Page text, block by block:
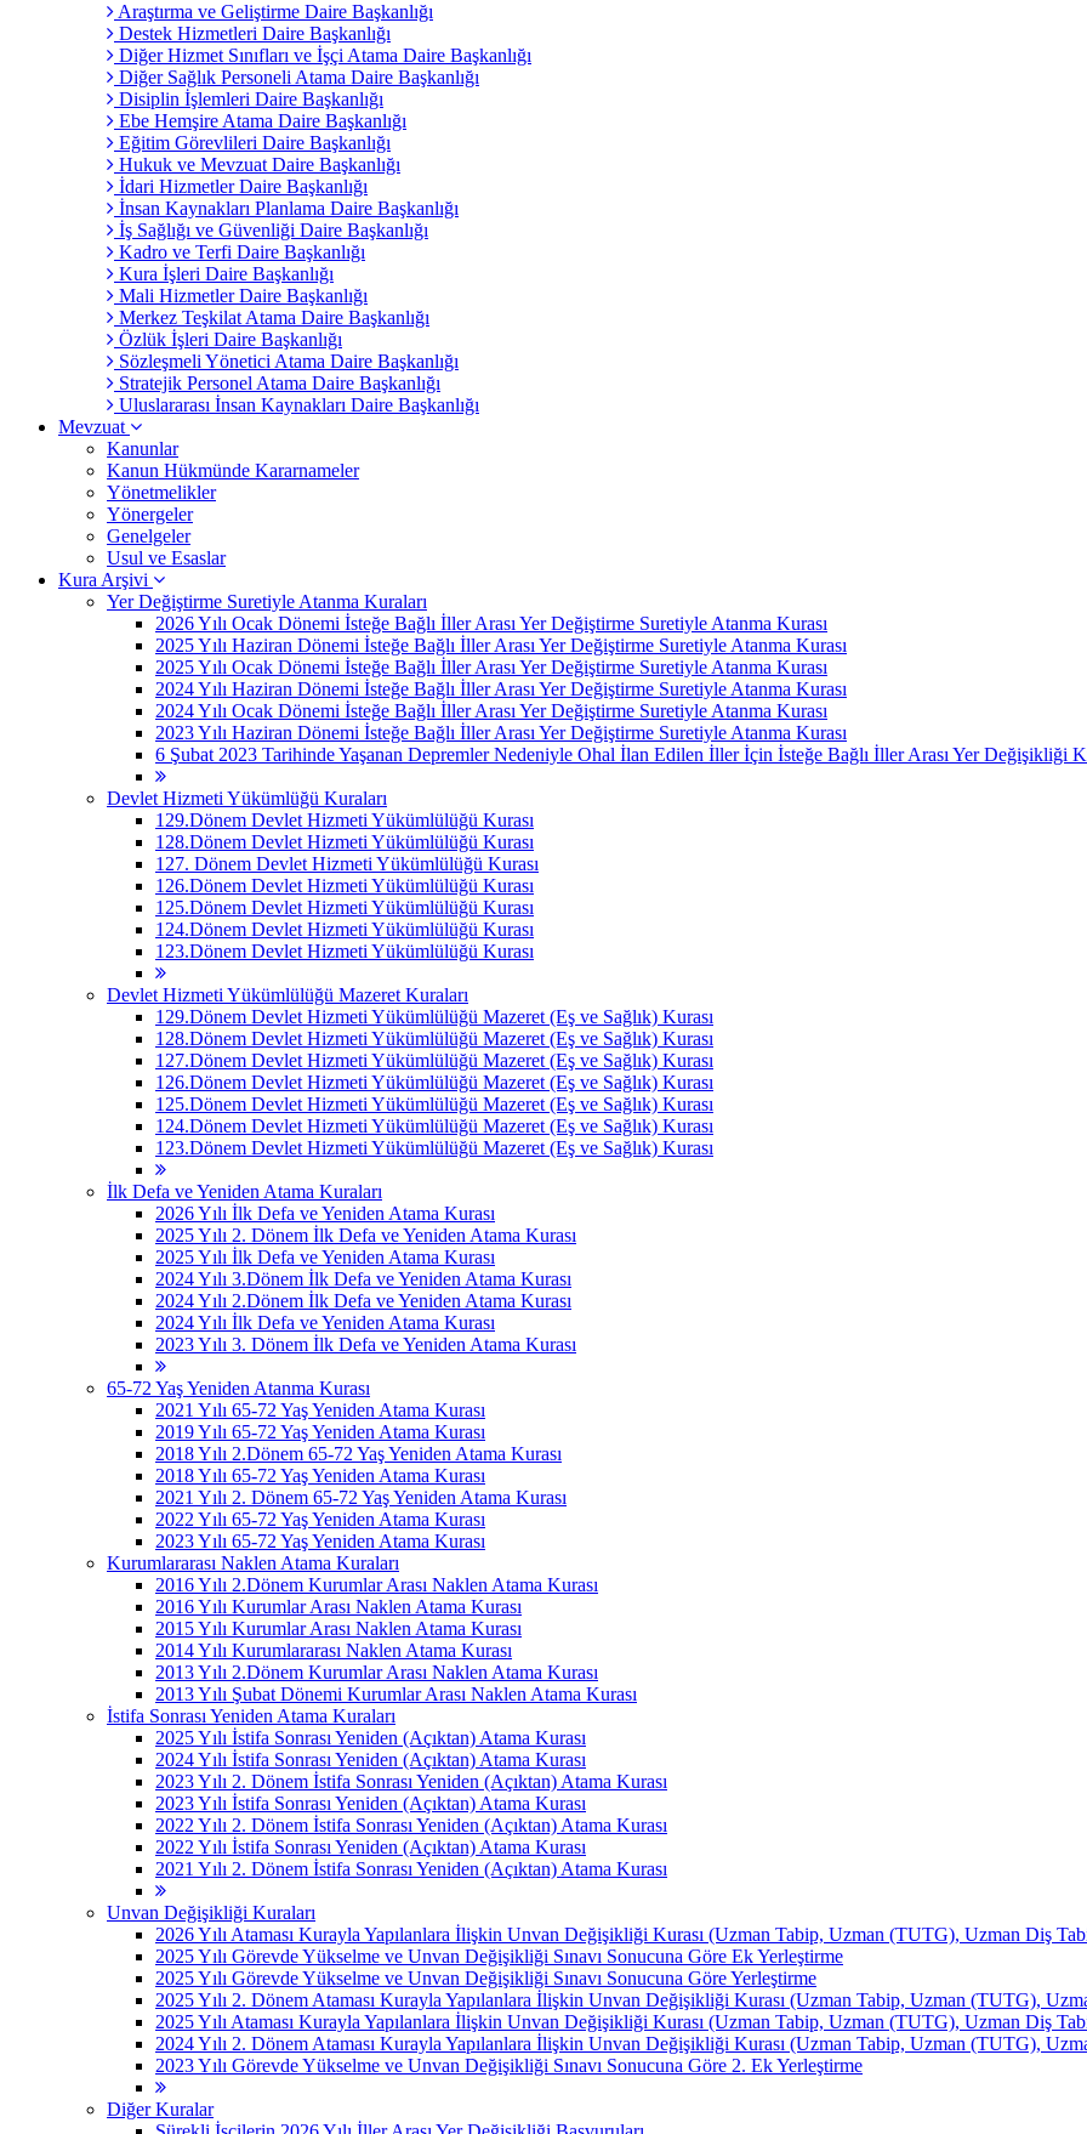
Araştırma ve Geliştirme Daire Başkanlığı
Destek Hizmetleri Daire Başkanlığı
Diğer Hizmet Sınıfları ve İşçi Atama Daire Başkanlığı
Diğer Sağlık Personeli Atama Daire Başkanlığı
Disiplin İşlemleri Daire Başkanlığı
Ebe Hemşire Atama Daire Başkanlığı
Eğitim Görevlileri Daire Başkanlığı
Hukuk ve Mevzuat Daire Başkanlığı
İdari Hizmetler Daire Başkanlığı
İnsan Kaynakları Planlama Daire Başkanlığı
İş Sağlığı ve Güvenliği Daire Başkanlığı
Kadro ve Terfi Daire Başkanlığı
Kura İşleri Daire Başkanlığı
Mali Hizmetler Daire Başkanlığı
Merkez Teşkilat Atama Daire Başkanlığı
Özlük İşleri Daire Başkanlığı
Sözleşmeli Yönetici Atama Daire Başkanlığı
Stratejik Personel Atama Daire Başkanlığı
Uluslararası İnsan Kaynakları Daire Başkanlığı
Mevzuat
Kanunlar
Kanun Hükmünde Kararnameler
Yönetmelikler
Yönergeler
Genelgeler
Usul ve Esaslar
Kura Arşivi
Yer Değiştirme Suretiyle Atanma Kuraları
2026 Yılı Ocak Dönemi İsteğe Bağlı İller Arası Yer Değiştirme Suretiyle Atanma Kurası
2025 Yılı Haziran Dönemi İsteğe Bağlı İller Arası Yer Değiştirme Suretiyle Atanma Kurası
2025 Yılı Ocak Dönemi İsteğe Bağlı İller Arası Yer Değiştirme Suretiyle Atanma Kurası
2024 Yılı Haziran Dönemi İsteğe Bağlı İller Arası Yer Değiştirme Suretiyle Atanma Kurası
2024 Yılı Ocak Dönemi İsteğe Bağlı İller Arası Yer Değiştirme Suretiyle Atanma Kurası
2023 Yılı Haziran Dönemi İsteğe Bağlı İller Arası Yer Değiştirme Suretiyle Atanma Kurası
6 Şubat 2023 Tarihinde Yaşanan Depremler Nedeniyle Ohal İlan Edilen İller İçin İsteğe Bağlı İller Arası Yer Değişikliği
Devlet Hizmeti Yükümlüğü Kuraları
129.Dönem Devlet Hizmeti Yükümlülüğü Kurası
128.Dönem Devlet Hizmeti Yükümlülüğü Kurası
127. Dönem Devlet Hizmeti Yükümlülüğü Kurası
126.Dönem Devlet Hizmeti Yükümlülüğü Kurası
125.Dönem Devlet Hizmeti Yükümlülüğü Kurası
124.Dönem Devlet Hizmeti Yükümlülüğü Kurası
123.Dönem Devlet Hizmeti Yükümlülüğü Kurası
Devlet Hizmeti Yükümlülüğü Mazeret Kuraları
129.Dönem Devlet Hizmeti Yükümlülüğü Mazeret (Eş ve Sağlık) Kurası
128.Dönem Devlet Hizmeti Yükümlülüğü Mazeret (Eş ve Sağlık) Kurası
127.Dönem Devlet Hizmeti Yükümlülüğü Mazeret (Eş ve Sağlık) Kurası
126.Dönem Devlet Hizmeti Yükümlülüğü Mazeret (Eş ve Sağlık) Kurası
125.Dönem Devlet Hizmeti Yükümlülüğü Mazeret (Eş ve Sağlık) Kurası
124.Dönem Devlet Hizmeti Yükümlülüğü Mazeret (Eş ve Sağlık) Kurası
123.Dönem Devlet Hizmeti Yükümlülüğü Mazeret (Eş ve Sağlık) Kurası
İlk Defa ve Yeniden Atama Kuraları
2026 Yılı İlk Defa ve Yeniden Atama Kurası
2025 Yılı 2. Dönem İlk Defa ve Yeniden Atama Kurası
2025 Yılı İlk Defa ve Yeniden Atama Kurası
2024 Yılı 3.Dönem İlk Defa ve Yeniden Atama Kurası
2024 Yılı 2.Dönem İlk Defa ve Yeniden Atama Kurası
2024 Yılı İlk Defa ve Yeniden Atama Kurası
2023 Yılı 3. Dönem İlk Defa ve Yeniden Atama Kurası
65-72 Yaş Yeniden Atanma Kurası
2021 Yılı 65-72 Yaş Yeniden Atama Kurası
2019 Yılı 65-72 Yaş Yeniden Atama Kurası
2018 Yılı 2.Dönem 65-72 Yaş Yeniden Atama Kurası
2018 Yılı 65-72 Yaş Yeniden Atama Kurası
2021 Yılı 2. Dönem 65-72 Yaş Yeniden Atama Kurası
2022 Yılı 65-72 Yaş Yeniden Atama Kurası
2023 Yılı 65-72 Yaş Yeniden Atama Kurası
Kurumlararası Naklen Atama Kuraları
2016 Yılı 2.Dönem Kurumlar Arası Naklen Atama Kurası
2016 Yılı Kurumlar Arası Naklen Atama Kurası
2015 Yılı Kurumlar Arası Naklen Atama Kurası
2014 Yılı Kurumlararası Naklen Atama Kurası
2013 Yılı 2.Dönem Kurumlar Arası Naklen Atama Kurası
2013 Yılı Şubat Dönemi Kurumlar Arası Naklen Atama Kurası
İstifa Sonrası Yeniden Atama Kuraları
2025 Yılı İstifa Sonrası Yeniden (Açıktan) Atama Kurası
2024 Yılı İstifa Sonrası Yeniden (Açıktan) Atama Kurası
2023 Yılı 2. Dönem İstifa Sonrası Yeniden (Açıktan) Atama Kurası
2023 Yılı İstifa Sonrası Yeniden (Açıktan) Atama Kurası
2022 Yılı 2. Dönem İstifa Sonrası Yeniden (Açıktan) Atama Kurası
2022 Yılı İstifa Sonrası Yeniden (Açıktan) Atama Kurası
2021 Yılı 2. Dönem İstifa Sonrası Yeniden (Açıktan) Atama Kurası
Unvan Değişikliği Kuraları
2026 Yılı Ataması Kurayla Yapılanlara İlişkin Unvan Değişikliği Kurası (Uzman Tabip, Uzman (TUTG), Uzman Diş
2025 Yılı Görevde Yükselme ve Unvan Değişikliği Sınavı Sonucuna Göre Ek Yerleştirme
2025 Yılı Görevde Yükselme ve Unvan Değişikliği Sınavı Sonucuna Göre Yerleştirme
2025 Yılı 2. Dönem Ataması Kurayla Yapılanlara İlişkin Unvan Değişikliği Kurası (Uzman Tabip, Uzman (TUTG),
2025 Yılı Ataması Kurayla Yapılanlara İlişkin Unvan Değişikliği Kurası (Uzman Tabip, Uzman (TUTG), Uzman Diş
2024 Yılı 2. Dönem Ataması Kurayla Yapılanlara İlişkin Unvan Değişikliği Kurası (Uzman Tabip, Uzman (TUTG),
2023 Yılı Görevde Yükselme ve Unvan Değişikliği Sınavı Sonucuna Göre 2. Ek Yerleştirme
Diğer Kuralar